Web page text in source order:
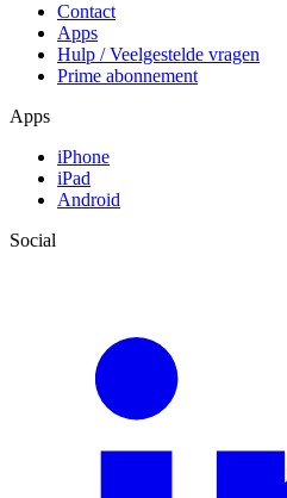
Contact
Apps
Hulp / Veelgestelde vragen
Prime abonnement
Apps
iPhone
iPad
Android
Social